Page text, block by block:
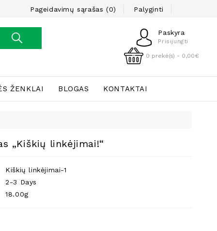
Pageidavimų sąrašas (0) Palyginti
Paskyra
Prisijungti
0 prekė(s) - 0,00€
ŽENKLAI BLOGAS KONTAKTAI
„Kiškių linkėjimai!“
Kiškių linkėjimai-1
2-3 Days
18.00g